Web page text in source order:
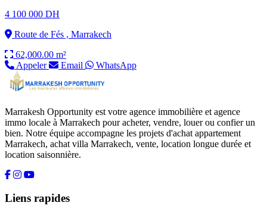
4 100 000 DH
Route de Fés , Marrakech
62,000.00 m²
Appeler
Email WhatsApp
Marrakesh Opportunity est votre agence immobilière et agence
immo locale à Marrakech pour acheter, vendre, louer ou confier un
bien. Notre équipe accompagne les projets d'achat appartement
Marrakech, achat villa Marrakech, vente, location longue durée et
location saisonnière.
Liens rapides